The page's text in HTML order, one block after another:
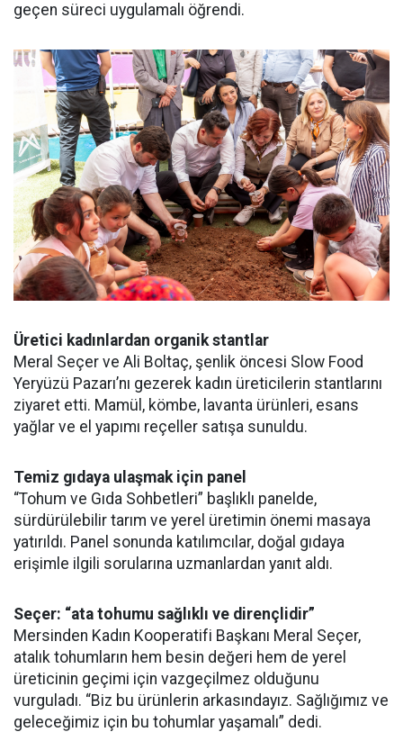
geçen süreci uygulamalı öğrendi.
Üretici kadınlardan organik stantlar
Meral Seçer ve Ali Boltaç, şenlik öncesi Slow Food
Yeryüzü Pazarı’nı gezerek kadın üreticilerin stantlarını
ziyaret etti. Mamül, kömbe, lavanta ürünleri, esans
yağlar ve el yapımı reçeller satışa sunuldu.
Temiz gıdaya ulaşmak için panel
“Tohum ve Gıda Sohbetleri” başlıklı panelde,
sürdürülebilir tarım ve yerel üretimin önemi masaya
yatırıldı. Panel sonunda katılımcılar, doğal gıdaya
erişimle ilgili sorularına uzmanlardan yanıt aldı.
Seçer: “ata tohumu sağlıklı ve dirençlidir”
Mersinden Kadın Kooperatifi Başkanı Meral Seçer,
atalık tohumların hem besin değeri hem de yerel
üreticinin geçimi için vazgeçilmez olduğunu
vurguladı. “Biz bu ürünlerin arkasındayız. Sağlığımız ve
geleceğimiz için bu tohumlar yaşamalı” dedi.